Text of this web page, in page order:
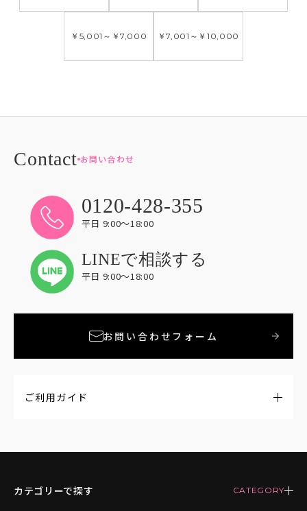
￥5,001 ～ ￥7,000 ￥7,001 ～ ￥10,000
お問い合わせ
0120-428-355
平日 9:00〜18:00
LINEで相談する
平日 9:00〜18:00
お問い合わせフォーム
ご利用ガイド
カテゴリーで探す